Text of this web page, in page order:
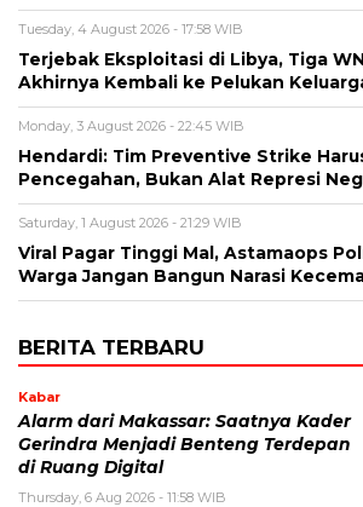
Tuesday, 4 August 2026 - 17:58 WIB
Terjebak Eksploitasi di Libya, Tiga
Akhirnya Kembali ke Pelukan
Monday, 3 August 2026 - 22:45 WIB
Hendardi: Tim Preventive Strike
Pencegahan, Bukan Alat Represi
Saturday, 1 August 2026 - 21:29 WIB
Viral Pagar Tinggi Mal, Astamaops
Warga Jangan Bangun Narasi
BERITA TERBARU
Kabar
Alarm dari Makassar: Saatnya Kader
Gerindra Menjadi Benteng Terdepan
di Ruang Digital
Thursday, 6 Aug 2026 - 11:58 WIB